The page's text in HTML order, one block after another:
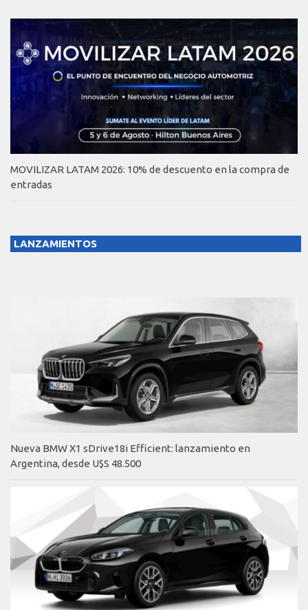
MOVILIZAR LATAM 2026: 10% de descuento en la compra de
entradas
LANZAMIENTOS
Nueva BMW X1 sDrive18i Efficient: lanzamiento en
Argentina, desde U$S 48.500